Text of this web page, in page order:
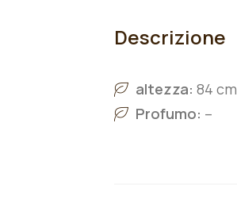
Descrizione
altezza: 84 cm
Profumo: –